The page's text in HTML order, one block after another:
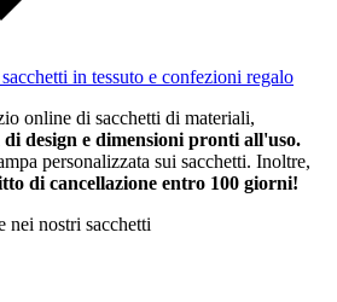
online di sacchetti di materiali,
di design e dimensioni pronti all'uso.
personalizzata sui sacchetti. Inoltre,
di cancellazione entro 100 giorni!
nei nostri sacchetti